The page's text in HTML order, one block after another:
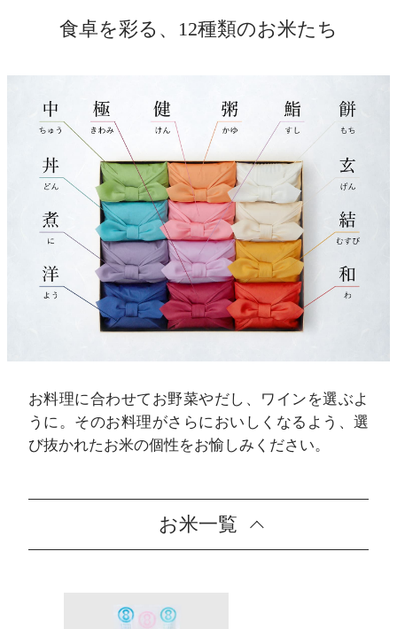
食卓を彩る、12種類のお米たち
お料理に合わせてお野菜やだし、ワインを選ぶよ
うに。そのお料理がさらにおいしくなるよう、選
び抜かれたお米の個性をお愉しみください。
お米一覧